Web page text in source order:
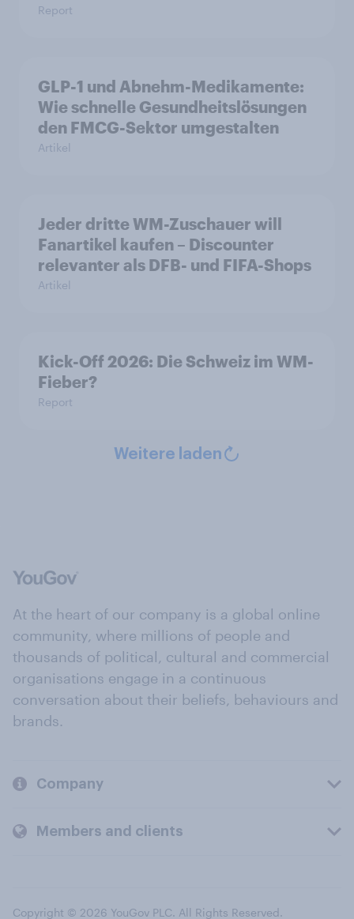
Report
GLP-1 und Abnehm-Medikamente:
Wie schnelle Gesundheitslösungen
den FMCG-Sektor umgestalten
Artikel
Jeder dritte WM-Zuschauer will
Fanartikel kaufen – Discounter
relevanter als DFB- und FIFA-Shops
Artikel
Kick-Off 2026: Die Schweiz im WM-
Fieber?​
Report
Weitere laden
At the heart of our company is a global online
community, where millions of people and
thousands of political, cultural and commercial
organisations engage in a continuous
conversation about their beliefs, behaviours and
brands.
Company
Members and clients
Copyright © 2026 YouGov PLC. All Rights Reserved.